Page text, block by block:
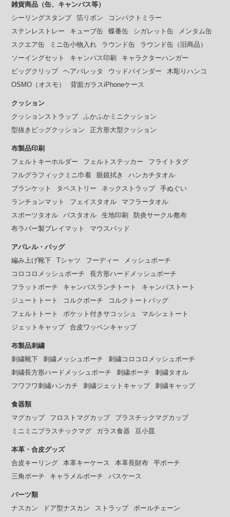
雑貨商品（缶、キャンバス等）
シーリングスタンプ
箔リボン
コンパクトミラー
ステンレストレー
キューブ缶 蝶番缶 シガレット缶
メンタム缶
スクエア缶
ミニ缶小物入れ ラウンド缶
ラウンド缶（旧商品）
ソーイングセット
キャンバス印刷
キャラクターハンガー
ビッグクリップ
ヘアバレッタ ウッドバインダー
木彫りハンコ
OSMO（オスモ）
背面ガラスiPhoneケース
クッション
クッションストラップ
ふかふかミニクッション
型抜きビッグクッション
正方形大型クッション
布製品印刷
フェルトキーホルダー
フェルトステッカー
フライトタグ
フルグラフィックミニ巾着
眼鏡拭き
ハンカチタオル
ブランケット
タペストリー ネックストラップ
手ぬぐい
ランチョンマット
フェイスタオル
マフラータオル
スポーツタオル
バスタオル 生地印刷
防炎サークル敷布
布ラバー製プレイマット
マウスパッド
アパレル・バッグ
編み上げ靴下
Tシャツ フーディー
メッシュポーチ
コロコロメッシュポーチ
長方形ハードメッシュポーチ
フラットポーチ
キャンバスランチトート
キャンバストート
ジュートトート
コルクポーチ
コルクトートバッグ
フェルトトート
ポケット付きサコッシュ
マルシェトート
ジェットキャップ
合皮ワッペンキャップ
布製品刺繍
刺繍靴下
刺繍メッシュポーチ
刺繍コロコロメッシュポーチ
刺繍長方形ハードメッシュポーチ
刺繍ポーチ
刺繍タオル
フワフワ刺繡ハンカチ
刺繍ジェットキャップ 刺繍キャップ
食器類
マグカップ
フロストマグカップ
プラスチックマグカップ
ミニミニプラスチックマグ
ガラス食器 豆小皿
本革・合皮グッズ
合皮キーリング
本革キーケース 本革長財布
平ポーチ
三角ポーチ
キャラメルポーチ パスケース
パーツ類
ナスカン
ドア型ナスカン ストラップ ボールチェーン